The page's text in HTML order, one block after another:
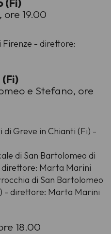
(Fi)
ore 19.00
Firenze - direttore:
e Stefano, ore
di Greve in Chianti (Fi) -
di San Bartolomeo di
direttore: Marta Marini
di San Bartolomeo
- direttore: Marta Marini
18.00